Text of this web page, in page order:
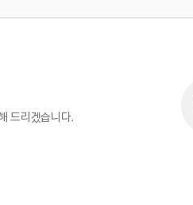
드리겠습니다.